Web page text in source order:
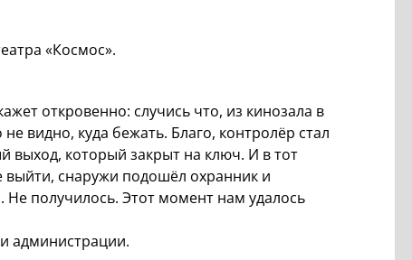
«Космос».
откровенно: случись что, из кинозала в
видно, куда бежать. Благо, контролёр стал
который закрыт на ключ. И в тот
снаружи подошёл охранник и
получилось. Этот момент нам удалось
администрации.